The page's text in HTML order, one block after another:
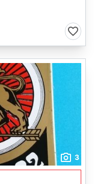
3